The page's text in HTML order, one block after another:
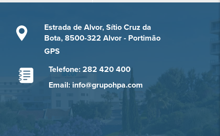
Estrada de Alvor, Sítio Cruz da
Bota, 8500-322 Alvor - Portimão
GPS
Telefone: 282 420 400
Email: info@grupohpa.com